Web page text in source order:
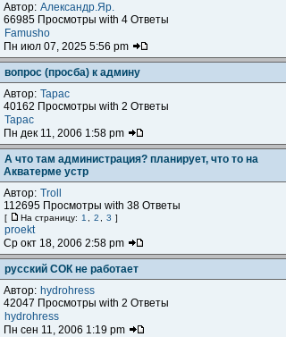
Автор: Александр.Яр.
66985 Просмотры with 4 Ответы
Famusho
Пн июл 07, 2025 5:56 pm
вопрос (просба) к админу
Автор: Тарас
40162 Просмотры with 2 Ответы
Тарас
Пн дек 11, 2006 1:58 pm
А что там администрация? планирует, что то на
Акватерме устр
Автор: Troll
112695 Просмотры with 38 Ответы
[ На страницу: 1 2 3 ]
proekt
Ср окт 18, 2006 2:58 pm
русский СОК не работает
Автор: hydrohress
42047 Просмотры with 2 Ответы
hydrohress
Пн сен 11, 2006 1:19 pm